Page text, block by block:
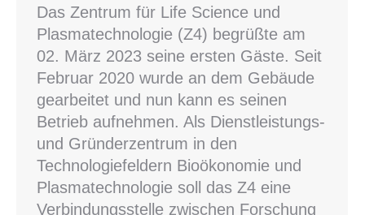
Das Zentrum für Life Science und
Plasmatechnologie (Z4) begrüßte am
02. März 2023 seine ersten Gäste. Seit
Februar 2020 wurde an dem Gebäude
gearbeitet und nun kann es seinen
Betrieb aufnehmen. Als Dienstleistungs-
und Gründerzentrum in den
Technologiefeldern Bioökonomie und
Plasmatechnologie soll das Z4 eine
Verbindungsstelle zwischen Forschung